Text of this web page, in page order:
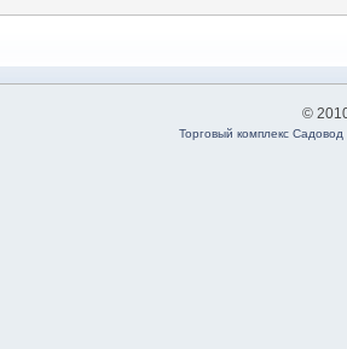
©
Торговый комплекс Садовод